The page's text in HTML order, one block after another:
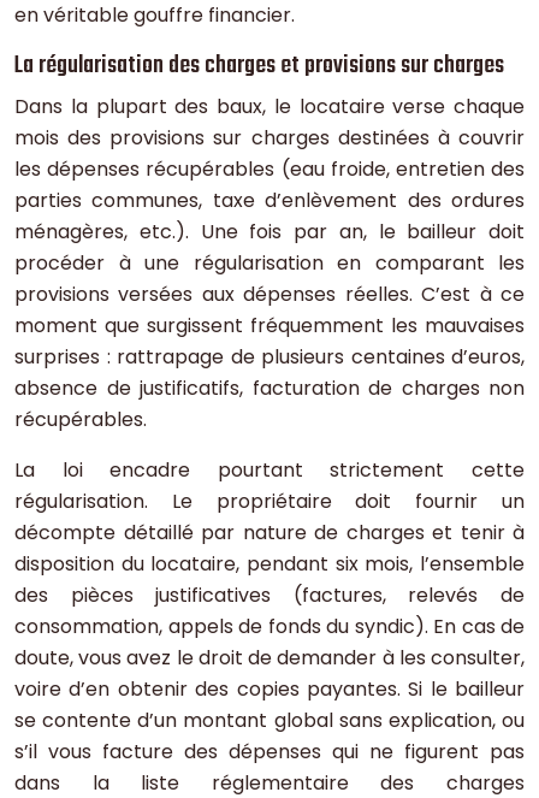
en véritable gouffre financier.
La régularisation des charges et provisions sur charges
Dans la plupart des baux, le locataire verse chaque
mois des provisions sur charges destinées à couvrir
les dépenses récupérables (eau froide, entretien des
parties communes, taxe d’enlèvement des ordures
ménagères, etc.). Une fois par an, le bailleur doit
procéder à une régularisation en comparant les
provisions versées aux dépenses réelles. C’est à ce
moment que surgissent fréquemment les mauvaises
surprises : rattrapage de plusieurs centaines d’euros,
absence de justificatifs, facturation de charges non
récupérables.
La loi encadre pourtant strictement cette
régularisation. Le propriétaire doit fournir un
décompte détaillé par nature de charges et tenir à
disposition du locataire, pendant six mois, l’ensemble
des pièces justificatives (factures, relevés de
consommation, appels de fonds du syndic). En cas de
doute, vous avez le droit de demander à les consulter,
voire d’en obtenir des copies payantes. Si le bailleur
se contente d’un montant global sans explication, ou
s’il vous facture des dépenses qui ne figurent pas
dans la liste réglementaire des charges